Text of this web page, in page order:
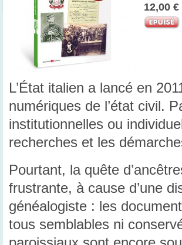
12,00 €
L’État italien a lancé en
numériques de l’état civil.
institutionnelles ou
recherches et les
Pourtant, la quête
frustrante, à cause d’une
généalogiste : les
tous semblables ni